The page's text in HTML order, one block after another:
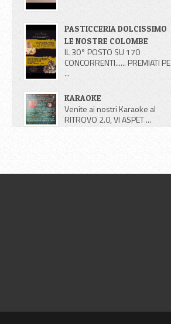
PASTICCERIA DOLCISSIMO
LE NOSTRE COLOMBE
IL 30° POSTO SU 170
CONCORRENTI...... PREMIATI PE
...
KARAOKE
Venite ai nostri Karaoke al
RITROVO 2.0, VI ASPET ...